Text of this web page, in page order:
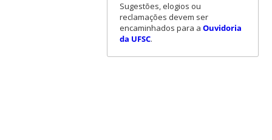
Sugestões, elogios ou
reclamações devem ser
encaminhados para a Ouvidoria
da UFSC.